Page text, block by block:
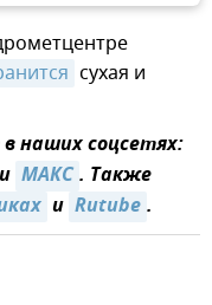
сухая и
наших соцсетях:
и МАКС. Также
и Rutube.